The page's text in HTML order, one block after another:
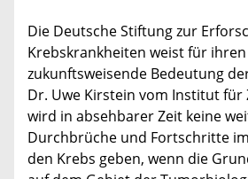
Die Deutsche Stiftung zur
Krebskrankheiten weist für
zukunftsweisende Bedeutung
Dr. Uwe Kirstein vom Institut für
wird in absehbarer Zeit keine
Durchbrüche und Fortschritte
den Krebs geben, wenn die